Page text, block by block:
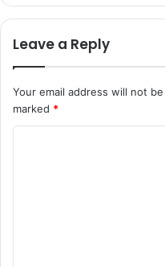
Leave a Reply
Your email address will not
marked *